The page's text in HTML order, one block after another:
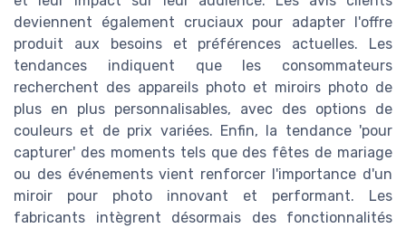
deviennent également cruciaux pour adapter l'offre
produit aux besoins et préférences actuelles. Les
tendances indiquent que les consommateurs
recherchent des appareils photo et miroirs photo de
plus en plus personnalisables, avec des options de
couleurs et de prix variées. Enfin, la tendance 'pour
capturer' des moments tels que des fêtes de mariage
ou des événements vient renforcer l'importance d'un
miroir pour photo innovant et performant. Les
fabricants intègrent désormais des fonctionnalités